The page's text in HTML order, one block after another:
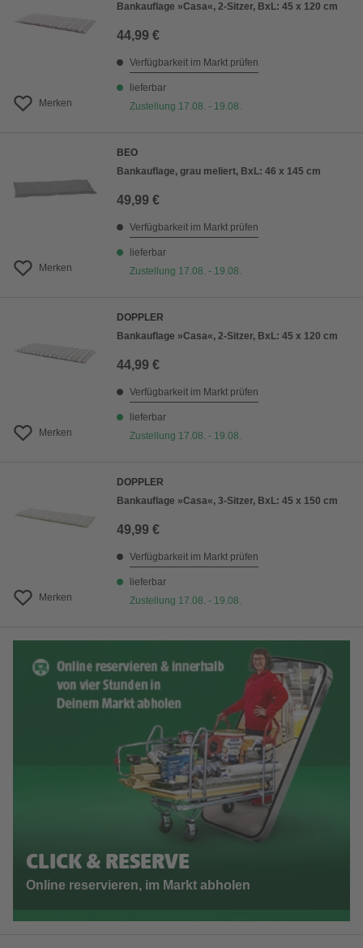
Merken
Bankauflage »Casa«, 2-Sitzer, BxL: 45 x 120 cm
44,99 €
Verfügbarkeit im Markt prüfen
lieferbar
Zustellung 17.08. - 19.08.
Merken
BEO
Bankauflage, grau meliert, BxL: 46 x 145 cm
49,99 €
Verfügbarkeit im Markt prüfen
lieferbar
Zustellung 17.08. - 19.08.
Merken
DOPPLER
Bankauflage »Casa«, 2-Sitzer, BxL: 45 x 120 cm
44,99 €
Verfügbarkeit im Markt prüfen
lieferbar
Zustellung 17.08. - 19.08.
Merken
DOPPLER
Bankauflage »Casa«, 3-Sitzer, BxL: 45 x 150 cm
49,99 €
Verfügbarkeit im Markt prüfen
lieferbar
Zustellung 17.08. - 19.08.
CLICK & RESERVE
Online reservieren, im Markt abholen